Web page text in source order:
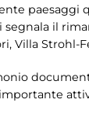
segnala il
Villa Strohl-